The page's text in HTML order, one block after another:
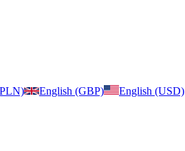
English (GBP) English (USD)